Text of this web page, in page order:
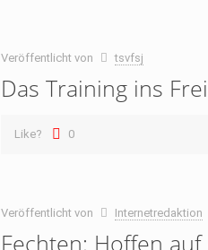
Veröffentlicht von tsvfsj
Das Training ins
Like? 0
Veröffentlicht von Internetredaktion
Fechten: Hoffen